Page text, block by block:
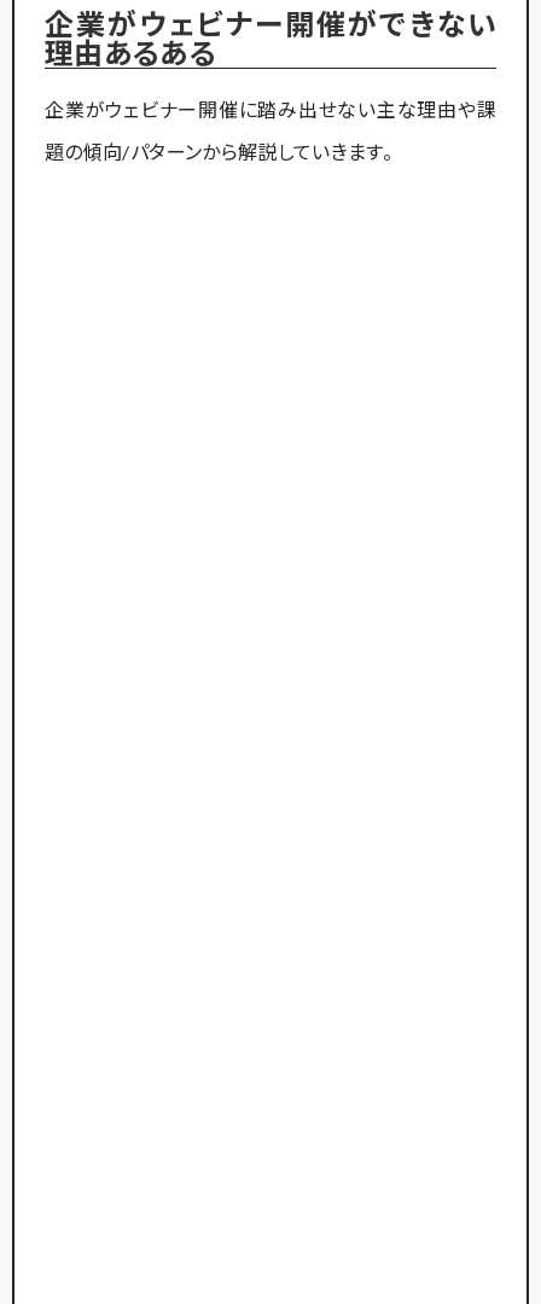
企業がウェビナー開催ができない
理由あるある
企業がウェビナー開催に踏み出せない主な理由や課
題の傾向/パターンから解説していきます。